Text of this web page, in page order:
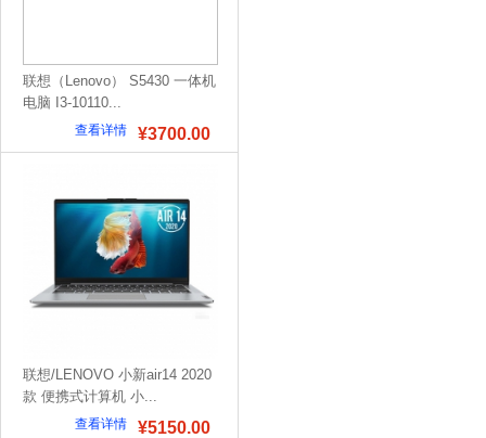
联想（Lenovo） S5430 一体机
电脑 I3-10110...
¥3700.00
查看详情
联想/LENOVO 小新air14 2020
款 便携式计算机 小...
¥5150.00
查看详情